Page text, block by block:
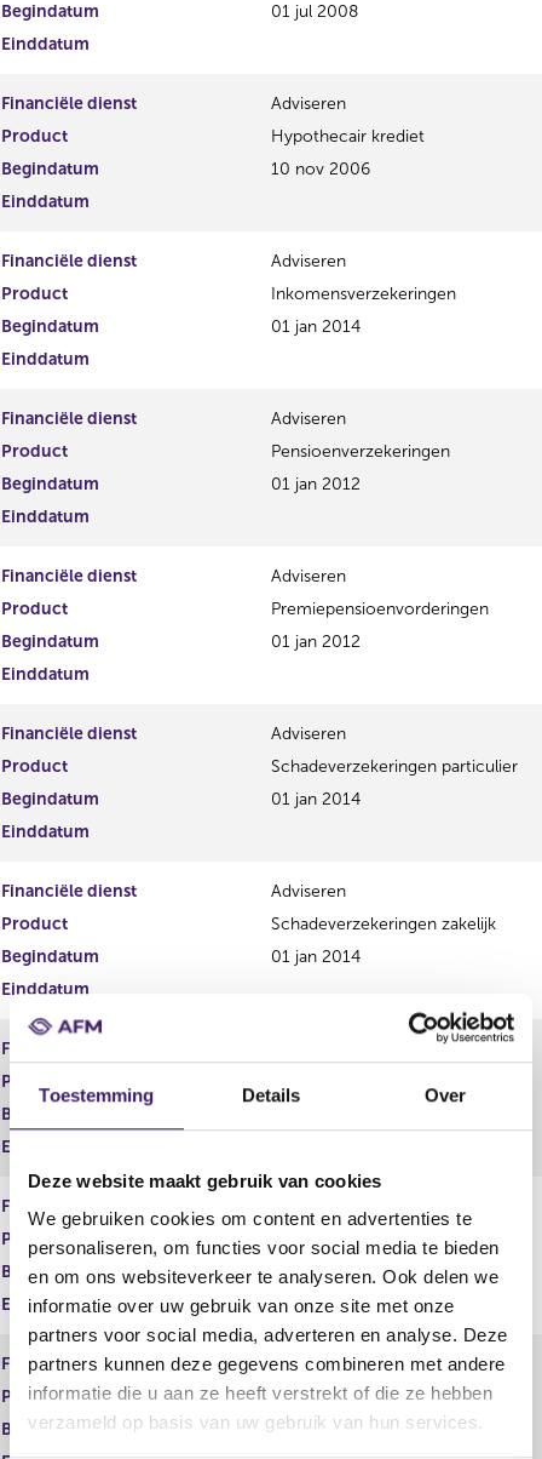
Toestemming Details Over
Deze website maakt gebruik van cookies
We gebruiken cookies om content en advertenties te
personaliseren, om functies voor social media te bieden
en om ons websiteverkeer te analyseren. Ook delen we
informatie over uw gebruik van onze site met onze
partners voor social media, adverteren en analyse. Deze
partners kunnen deze gegevens combineren met andere
informatie die u aan ze heeft verstrekt of die ze hebben
verzameld op basis van uw gebruik van hun services.
s
u
t
a
t
Begindatum
01 jul 2008
Einddatum
Financiële dienst
Adviseren
Product
Hypothecair krediet
Begindatum
10 nov 2006
Einddatum
Financiële dienst
Adviseren
Product
Inkomensverzekeringen
Begindatum
01 jan 2014
Einddatum
Financiële dienst
Adviseren
Product
Pensioenverzekeringen
Begindatum
01 jan 2012
Einddatum
Financiële dienst
Adviseren
Product
Premiepensioenvorderingen
Begindatum
01 jan 2012
Einddatum
Financiële dienst
Adviseren
Product
Schadeverzekeringen particulier
Begindatum
01 jan 2014
Einddatum
Financiële dienst
Adviseren
Product
Schadeverzekeringen zakelijk
Begindatum
01 jan 2014
Einddatum
Financiële dienst
Product
Begindatum
Einddatum
Financiële dienst
Product
Vermogen
Begindatum
01 jan 2014
Einddatum
Financiële dienst
Adviseren
Product
Zorgverzekeringen
Begindatum
01 jan 2014